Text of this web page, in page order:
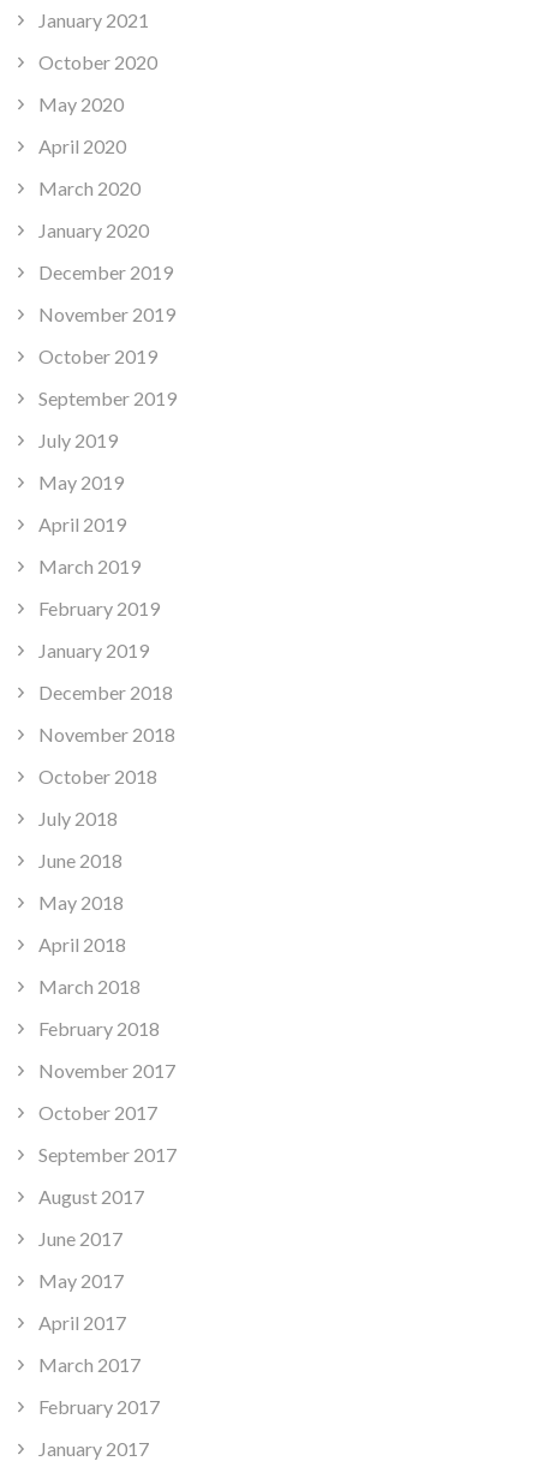
January 2021
October 2020
May 2020
April 2020
March 2020
January 2020
December 2019
November 2019
October 2019
September 2019
July 2019
May 2019
April 2019
March 2019
February 2019
January 2019
December 2018
November 2018
October 2018
July 2018
June 2018
May 2018
April 2018
March 2018
February 2018
November 2017
October 2017
September 2017
August 2017
June 2017
May 2017
April 2017
March 2017
February 2017
January 2017